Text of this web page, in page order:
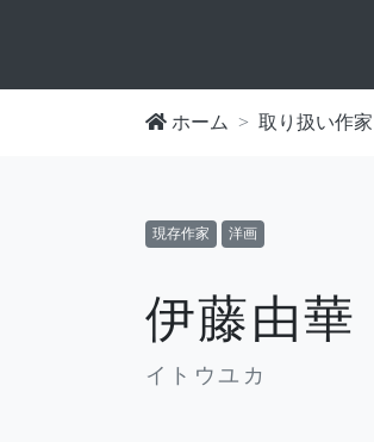
ホーム 取り扱い作家
現存作家 洋画
伊藤由華
イトウユカ